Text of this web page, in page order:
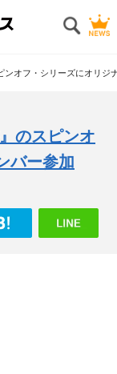
ンオフ・シリーズにオリジ
のスピンオ
バー参加